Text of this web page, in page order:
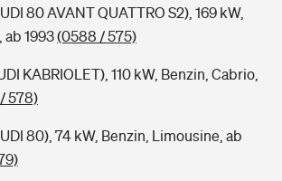
80 AVANT QUATTRO S2), 169 kW,
ab 1993(0588 / 575)
KABRIOLET), 110 kW, Benzin, Cabrio,
578)
80), 74 kW, Benzin, Limousine, ab